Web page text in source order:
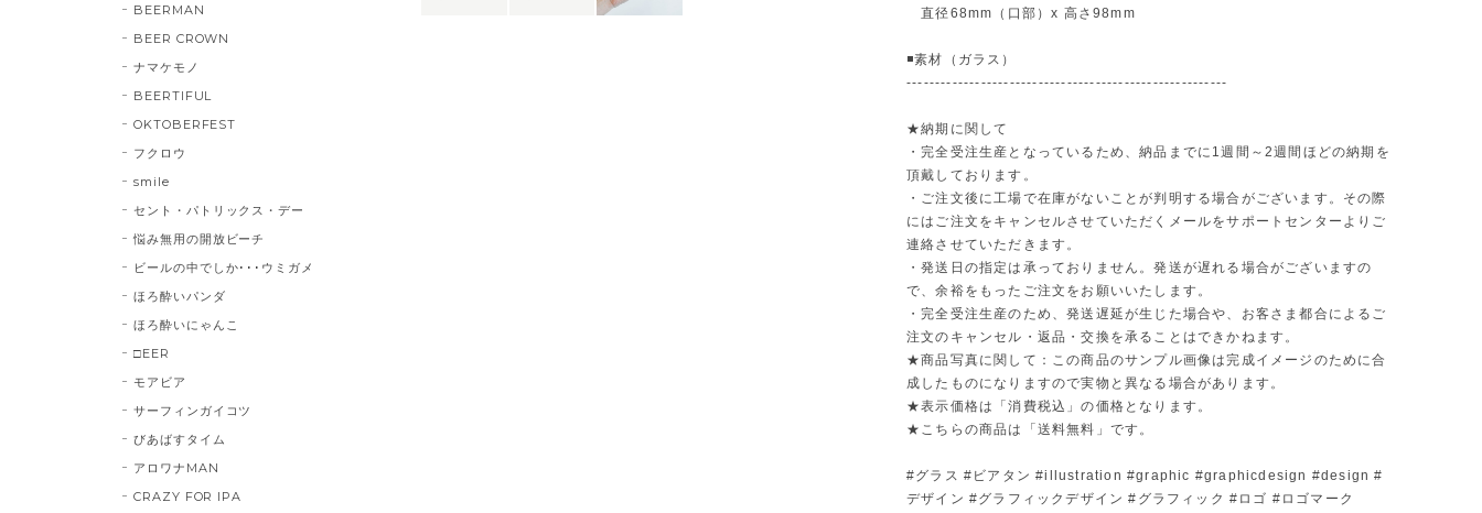
直径68mm（口部）x 高さ98mm
◾️素材（ガラス）
--------------------------------------------------------
★納期に関して
・完全受注生産となっているため、納品までに1週間～2週間ほどの納期を
頂戴しております。
・ご注文後に工場で在庫がないことが判明する場合がございます。その際
にはご注文をキャンセルさせていただくメールをサポートセンターよりご
連絡させていただきます。
・発送日の指定は承っておりません。発送が遅れる場合がございますの
で、余裕をもったご注文をお願いいたします。
・完全受注生産のため、発送遅延が生じた場合や、お客さま都合によるご
注文のキャンセル・返品・交換を承ることはできかねます。
★商品写真に関して：この商品のサンプル画像は完成イメージのために合
成したものになりますので実物と異なる場合があります。
★表示価格は「消費税込」の価格となります。
★こちらの商品は「送料無料」です。
#グラス #ビアタン #illustration #graphic #graphicdesign #design #
デザイン #グラフィックデザイン #グラフィック #ロゴ #ロゴマーク
BEERMAN
BEER CROWN
ナマケモノ
BEERTIFUL
OKTOBERFEST
フクロウ
smile
セント・パトリックス・デー
悩み無用の開放ビーチ
ビールの中でしか･･･ウミガメ
ほろ酔いパンダ
ほろ酔いにゃんこ
□EER
モアビア
サーフィンガイコツ
びあばすタイム
アロワナMAN
CRAZY FOR IPA